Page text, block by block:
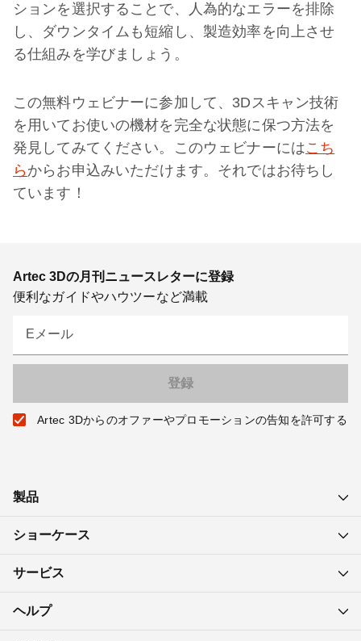
ションを選択することで、人為的なエラーを排除
し、ダウンタイムも短縮し、製造効率を向上させ
る仕組みを学びましょう。
この無料ウェビナーに参加して、3Dスキャン技術
を用いてお使いの機材を完全な状態に保つ方法を
発見してみてください。このウェビナーにはこち
らからお申込みいただけます。それではお待ちし
ています！
Artec 3Dの月刊ニュースレターに登録
便利なガイドやハウツーなど満載
Eメール
Artec 3Dからのオファーやプロモーションの告知を許可する
製品
ショーケース
サービス
ヘルプ